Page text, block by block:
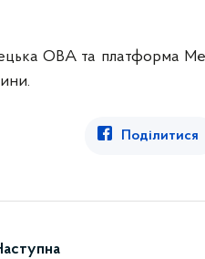
ОВА та платформа
Поділитися